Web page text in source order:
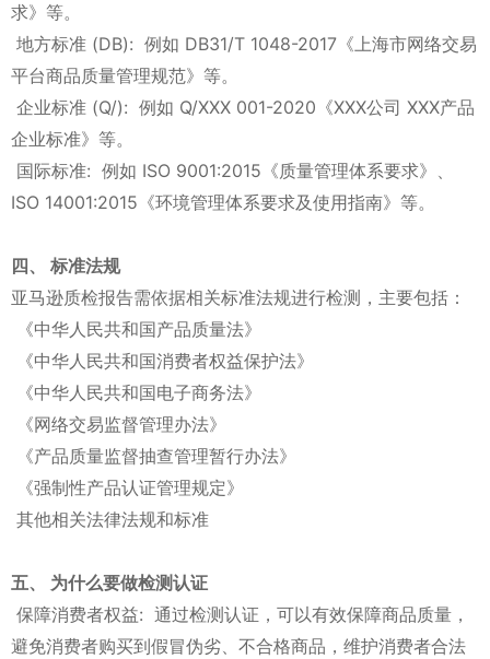
求》等。
地方标准 (DB): 例如 DB31/T 1048-2017《上海市网络交易
平台商品质量管理规范》等。
企业标准 (Q/): 例如 Q/XXX 001-2020《XXX公司 XXX产品
企业标准》等。
国际标准: 例如 ISO 9001:2015《质量管理体系要求》、
ISO 14001:2015《环境管理体系要求及使用指南》等。
四、 标准法规
亚马逊质检报告需依据相关标准法规进行检测，主要包括：
《中华人民共和国产品质量法》
《中华人民共和国消费者权益保护法》
《中华人民共和国电子商务法》
《网络交易监督管理办法》
《产品质量监督抽查管理暂行办法》
《强制性产品认证管理规定》
其他相关法律法规和标准
五、 为什么要做检测认证
保障消费者权益: 通过检测认证，可以有效保障商品质量，
避免消费者购买到假冒伪劣、不合格商品，维护消费者合法